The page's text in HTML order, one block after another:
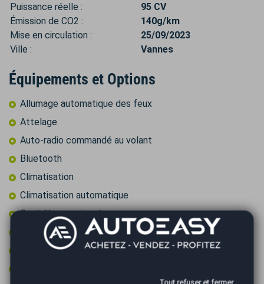
Puissance réelle :
95 CV
Émission de CO2 :
140g/km
Mise en circulation :
25/09/2023
Ville :
Vannes
Équipements et Options
Allumage automatique des feux
Attelage
Auto-radio commandé au volant
Bluetooth
Climatisation
Climatisation automatique
Contrôle pression des pneus
Détecteur de pluie
Feux LED
Tout refuser et fermer